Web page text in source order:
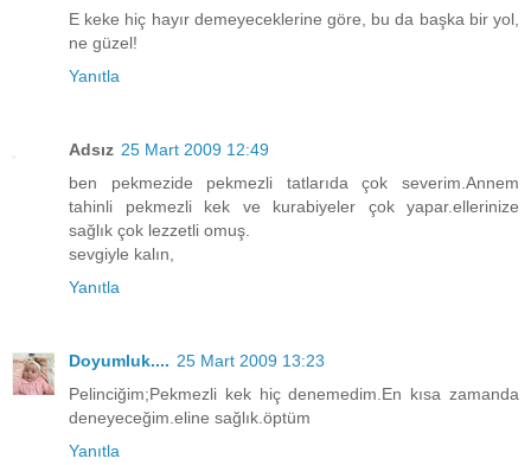
E keke hiç hayır demeyeceklerine göre, bu da başka bir yol,
ne güzel!
Yanıtla
Adsız 25 Mart 2009 12:49
ben pekmezide pekmezli tatlarıda çok severim.Annem
tahinli pekmezli kek ve kurabiyeler çok yapar.ellerinize
sağlık çok lezzetli omuş.
sevgiyle kalın,
Yanıtla
Doyumluk.... 25 Mart 2009 13:23
Pelinciğim;Pekmezli kek hiç denemedim.En kısa zamanda
deneyeceğim.eline sağlık.öptüm
Yanıtla